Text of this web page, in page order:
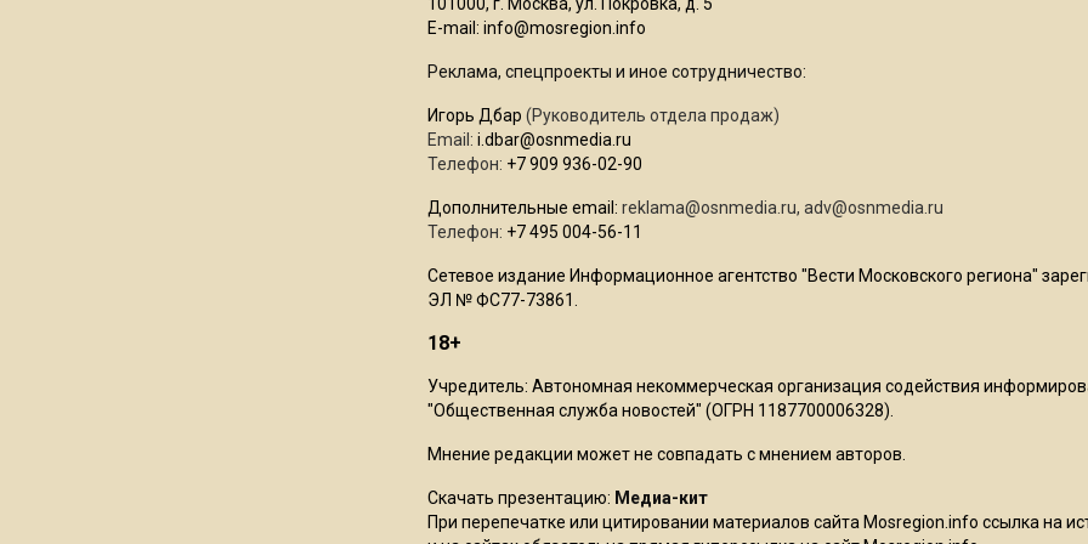
E-mail: info@mosregion.info
Реклама, спецпроекты и иное сотрудничество:
Игорь Дбар (Руководитель отдела продаж)
Email: i.dbar@osnmedia.ru
Телефон: +7 909 936-02-90
Дополнительные email: reklama@osnmedia.ru, adv@osnmedia.ru
Телефон: +7 495 004-56-11
Сетевое издание Информационное агентство "Вести Московского региона"
ЭЛ № ФС77-73861.
18+
Учредитель: Автономная некоммерческая организация содействия
"Общественная служба новостей" (ОГРН 1187700006328).
Мнение редакции может не совпадать с мнением авторов.
Скачать презентацию: Медиа-кит
При перепечатке или цитировании материалов сайта Mosregion.info ссылка на